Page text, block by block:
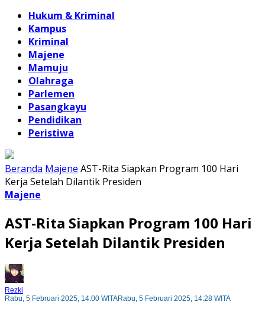
Hukum & Kriminal
Kampus
Kriminal
Majene
Mamuju
Olahraga
Parlemen
Pasangkayu
Pendidikan
Peristiwa
Beranda Majene AST-Rita Siapkan Program 100 Hari
Kerja Setelah Dilantik Presiden
Majene
AST-Rita Siapkan Program 100 Hari
Kerja Setelah Dilantik Presiden
Rezki
Rabu, 5 Februari 2025, 14:00 WITARabu, 5 Februari 2025, 14:28 WITA